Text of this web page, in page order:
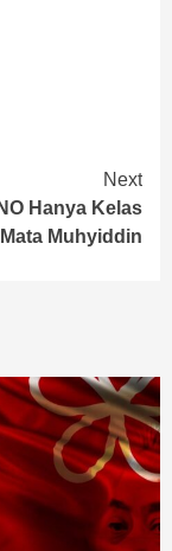
Next
Hanya Kelas
Muhyiddin